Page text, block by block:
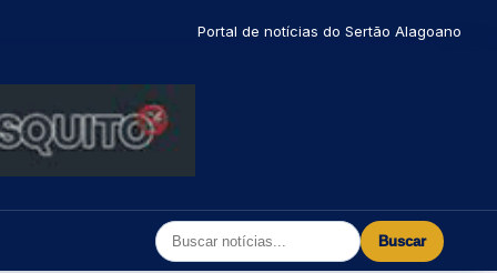
Portal de notícias do Sertão Alagoano
Buscar